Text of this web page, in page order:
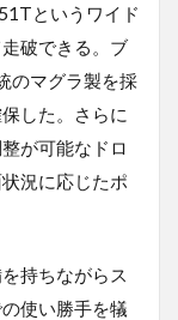
というワイド
破できる。ブ
のマグラ製を採
した。さらに
が可能なドロ
況に応じたポ
持ちながらス
使い勝手を犠